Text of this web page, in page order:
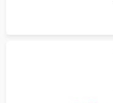
дорожек. Очистка